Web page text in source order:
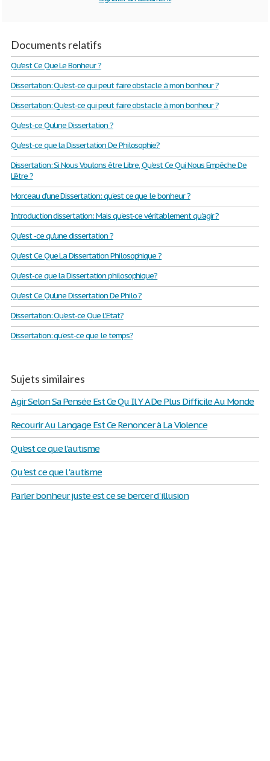
Documents relatifs
Qu'est Ce Que Le Bonheur ?
Dissertation: Qu'est-ce qui peut faire obstacle à mon bonheur ?
Dissertation: Qu'est-ce qui peut faire obstacle à mon bonheur ?
Qu'est-ce Qu'une Dissertation ?
Qu'est-ce que la Dissertation De Philosophie?
Dissertation: Si Nous Voulons être Libre, Qu'est Ce Qui Nous Empêche De
L'être ?
Morceau d'une Dissertation: qu'est ce que le bonheur ?
Introduction dissertation: Mais qu'est-ce véritablement qu'agir ?
Qu'est -ce qu'une dissertation ?
Qu'est Ce Que La Dissertation Philosophique ?
Qu'est-ce que la Dissertation philosophique?
Qu'est Ce Qu'une Dissertation De Philo ?
Dissertation: Qu'est-ce Que L'Etat?
Dissertation: qu'est-ce que le temps?
Sujets similaires
Agir Selon Sa Pensée Est Ce Qu Il Y A De Plus Difficile Au Monde
Recourir Au Langage Est Ce Renoncer à La Violence
Qu'est ce que l'autisme
Qu 'est ce que l 'autisme
Parler bonheur juste est ce se bercer d'illusion